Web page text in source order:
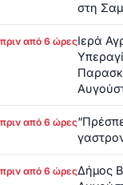
στη
πριν από 6 ώρεςΙερά
πριν από 6 ώρες
πριν από 6 ώρεςΔήμος